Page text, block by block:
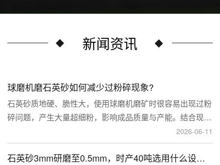
新闻资讯
球磨机磨石英砂如何减少过粉碎现象?
石英砂质地硬、脆性大，使用球磨机磨矿时很容易出现过粉
碎问题，产生大量超细粉，影响成品质量与产能。结合现场
生产经验，可通过工艺、研磨介质、运行参数、配套设备多
维度优化，改善该问题。
2026-06-11
石英砂3mm研磨至0.5mm，时产40吨选用什么设备？